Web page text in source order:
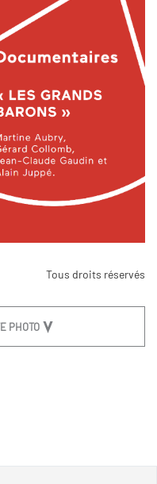
Tous droits réservés
PHOTO